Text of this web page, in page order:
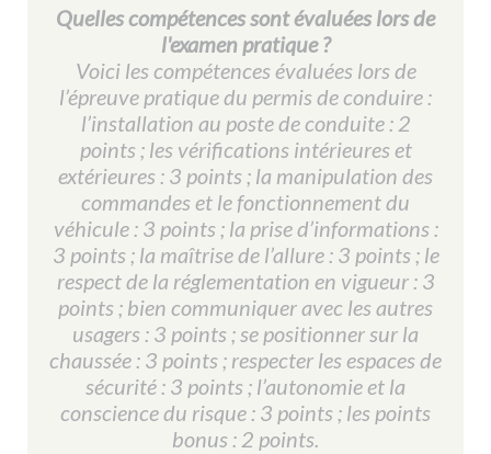
Quelles compétences sont évaluées lors de
l'examen pratique ?
Voici les compétences évaluées lors de
l’épreuve pratique du permis de conduire :
l’installation au poste de conduite : 2
points ; les vérifications intérieures et
extérieures : 3 points ; la manipulation des
commandes et le fonctionnement du
véhicule : 3 points ; la prise d’informations :
3 points ; la maîtrise de l’allure : 3 points ; le
respect de la réglementation en vigueur : 3
points ; bien communiquer avec les autres
usagers : 3 points ; se positionner sur la
chaussée : 3 points ; respecter les espaces de
sécurité : 3 points ; l’autonomie et la
conscience du risque : 3 points ; les points
bonus : 2 points.